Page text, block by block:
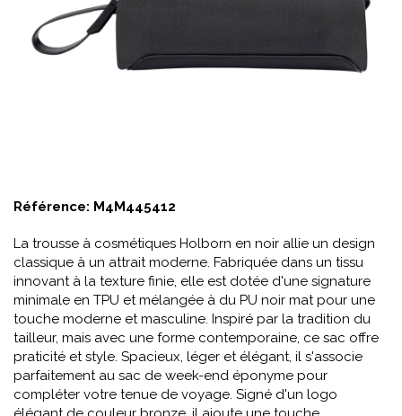
Référence: M4M445412
La trousse à cosmétiques Holborn en noir allie un design
classique à un attrait moderne. Fabriquée dans un tissu
innovant à la texture finie, elle est dotée d'une signature
minimale en TPU et mélangée à du PU noir mat pour une
touche moderne et masculine. Inspiré par la tradition du
tailleur, mais avec une forme contemporaine, ce sac offre
praticité et style. Spacieux, léger et élégant, il s'associe
parfaitement au sac de week-end éponyme pour
compléter votre tenue de voyage. Signé d'un logo